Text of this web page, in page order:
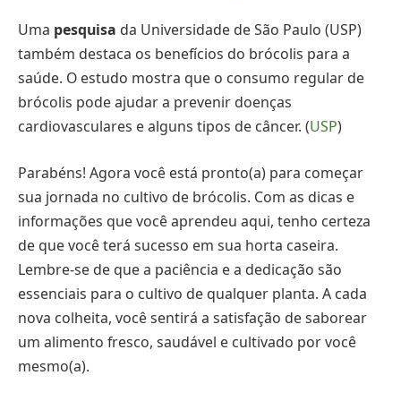
Uma pesquisa da Universidade de São Paulo (USP)
também destaca os benefícios do brócolis para a
saúde. O estudo mostra que o consumo regular de
brócolis pode ajudar a prevenir doenças
cardiovasculares e alguns tipos de câncer. (USP)
Parabéns! Agora você está pronto(a) para começar
sua jornada no cultivo de brócolis. Com as dicas e
informações que você aprendeu aqui, tenho certeza
de que você terá sucesso em sua horta caseira.
Lembre-se de que a paciência e a dedicação são
essenciais para o cultivo de qualquer planta. A cada
nova colheita, você sentirá a satisfação de saborear
um alimento fresco, saudável e cultivado por você
mesmo(a).